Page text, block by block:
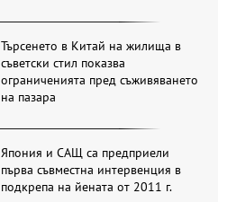
Търсенето в Китай на жилища в
съветски стил показва
ограниченията пред съживяването
на пазара
Япония и САЩ са предприели
първа съвместна интервенция в
подкрепа на йената от 2011 г.